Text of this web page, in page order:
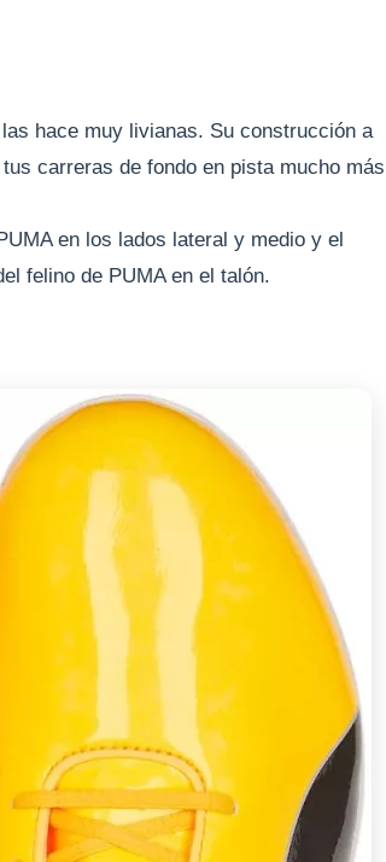
hace muy livianas. Su construcción a
carreras de fondo en pista mucho más
en los lados lateral y medio y el
felino de PUMA en el talón.